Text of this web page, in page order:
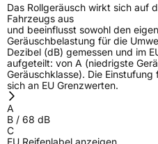
Das Rollgeräusch wirkt sich auf
Fahrzeugs aus
und beeinflusst sowohl den
Geräuschbelastung für die
Dezibel (dB) gemessen und im
aufgeteilt: von A (niedrigste
Geräuschklasse). Die
sich an EU Grenzwerten.
A
B / 68 dB
C
EU Reifenlabel anzeigen